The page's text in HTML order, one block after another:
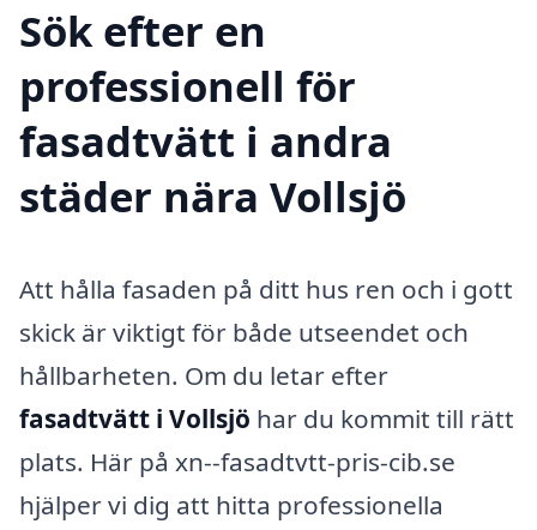
Sök efter en
professionell för
fasadtvätt i andra
städer nära Vollsjö
Att hålla fasaden på ditt hus ren och i gott
skick är viktigt för både utseendet och
hållbarheten. Om du letar efter
fasadtvätt i Vollsjö har du kommit till rätt
plats. Här på xn--fasadtvtt-pris-cib.se
hjälper vi dig att hitta professionella